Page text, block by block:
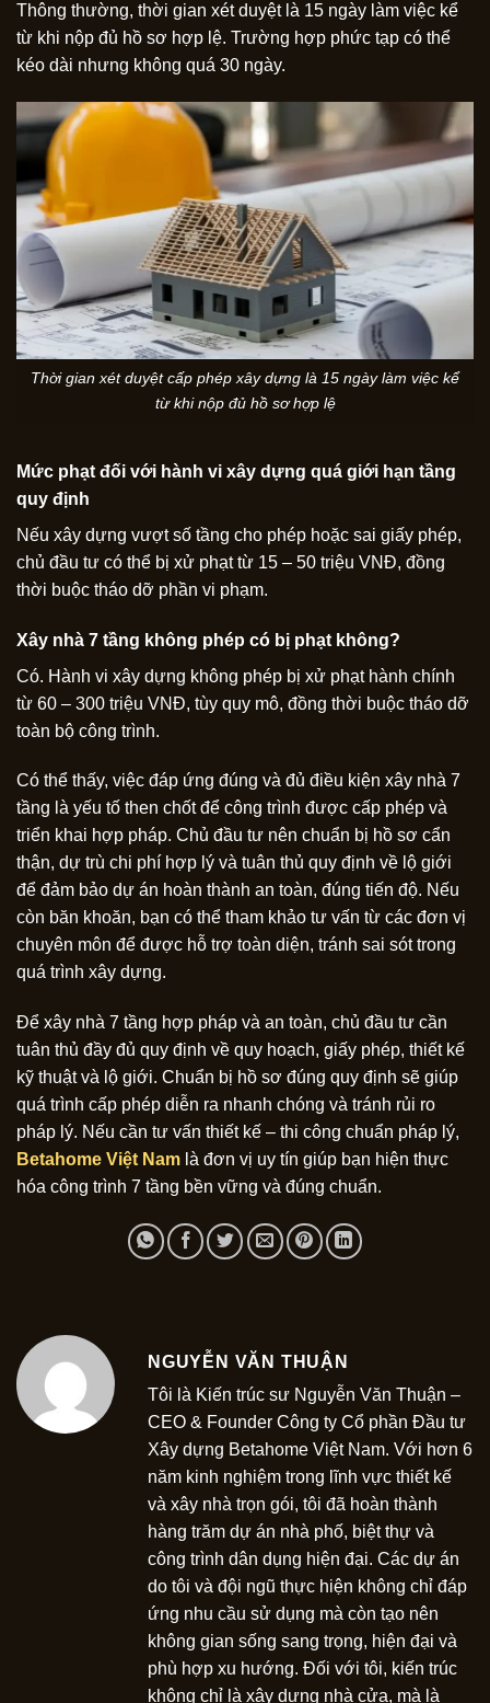
Thông thường, thời gian xét duyệt là 15 ngày làm việc kể
từ khi nộp đủ hồ sơ hợp lệ. Trường hợp phức tạp có thể
kéo dài nhưng không quá 30 ngày.
Thời gian xét duyệt cấp phép xây dựng là 15 ngày làm việc kể
từ khi nộp đủ hồ sơ hợp lệ
Mức phạt đối với hành vi xây dựng quá giới hạn tầng
quy định
Nếu xây dựng vượt số tầng cho phép hoặc sai giấy phép,
chủ đầu tư có thể bị xử phạt từ 15 – 50 triệu VNĐ, đồng
thời buộc tháo dỡ phần vi phạm.
Xây nhà 7 tầng không phép có bị phạt không?
Có. Hành vi xây dựng không phép bị xử phạt hành chính
từ 60 – 300 triệu VNĐ, tùy quy mô, đồng thời buộc tháo dỡ
toàn bộ công trình.
Có thể thấy, việc đáp ứng đúng và đủ điều kiện xây nhà 7
tầng là yếu tố then chốt để công trình được cấp phép và
triển khai hợp pháp. Chủ đầu tư nên chuẩn bị hồ sơ cẩn
thận, dự trù chi phí hợp lý và tuân thủ quy định về lộ giới
để đảm bảo dự án hoàn thành an toàn, đúng tiến độ. Nếu
còn băn khoăn, bạn có thể tham khảo tư vấn từ các đơn vị
chuyên môn để được hỗ trợ toàn diện, tránh sai sót trong
quá trình xây dựng.
Để xây nhà 7 tầng hợp pháp và an toàn, chủ đầu tư cần
tuân thủ đầy đủ quy định về quy hoạch, giấy phép, thiết kế
kỹ thuật và lộ giới. Chuẩn bị hồ sơ đúng quy định sẽ giúp
quá trình cấp phép diễn ra nhanh chóng và tránh rủi ro
pháp lý. Nếu cần tư vấn thiết kế – thi công chuẩn pháp lý,
Betahome Việt Nam là đơn vị uy tín giúp bạn hiện thực
hóa công trình 7 tầng bền vững và đúng chuẩn.
NGUYỄN VĂN THUẬN
Tôi là Kiến trúc sư Nguyễn Văn Thuận –
CEO & Founder Công ty Cổ phần Đầu tư
Xây dựng Betahome Việt Nam. Với hơn 6
năm kinh nghiệm trong lĩnh vực thiết kế
và xây nhà trọn gói, tôi đã hoàn thành
hàng trăm dự án nhà phố, biệt thự và
công trình dân dụng hiện đại. Các dự án
do tôi và đội ngũ thực hiện không chỉ đáp
ứng nhu cầu sử dụng mà còn tạo nên
không gian sống sang trọng, hiện đại và
phù hợp xu hướng. Đối với tôi, kiến trúc
không chỉ là xây dựng nhà cửa, mà là